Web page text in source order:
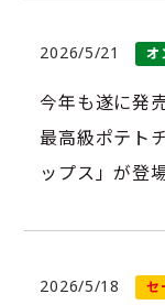
2026/5/21 オ
今年も遂に発
最高級ポテト
ップス」が登
2026/5/18 セ